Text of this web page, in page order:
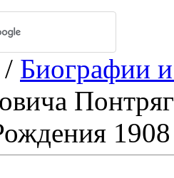
/ Биографии